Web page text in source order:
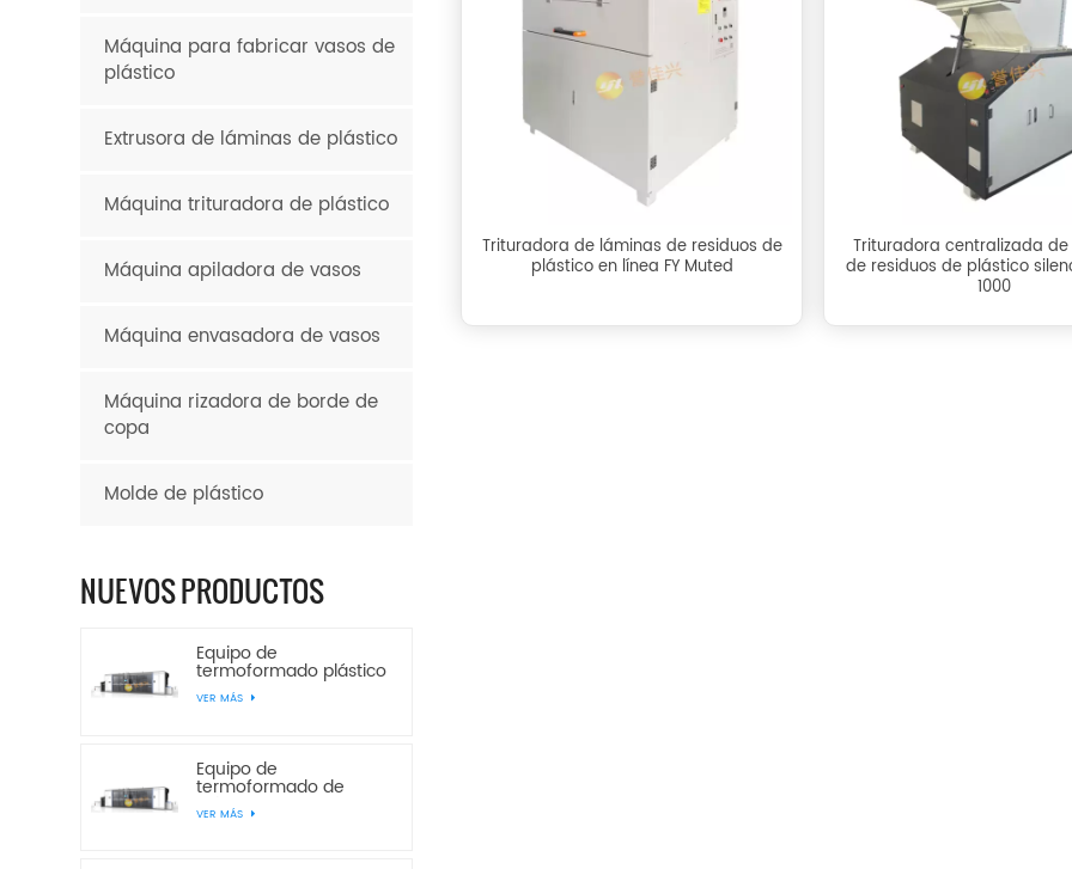
Trituradora de láminas de residuos de
plástico en línea FY Muted
Trituradora centralizada
de residuos de plástico
1000
Máquina para fabricar vasos de
plástico
Extrusora de láminas de plástico
Máquina trituradora de plástico
Máquina apiladora de vasos
Máquina envasadora de vasos
Máquina rizadora de borde de
copa
Molde de plástico
NUEVOS PRODUCTOS
Equipo de
termoformado plástico
de tres estaciones de
presión positiva y
VER MÁS
Equipo de
termoformado de
plástico JD720-600 de
presión positiva y
VER MÁS